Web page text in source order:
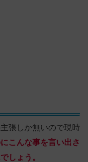
張しか無いので現時
こんな事を言い出さ
しょう。